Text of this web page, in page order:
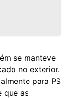
se manteve
no exterior.
para PS
que as